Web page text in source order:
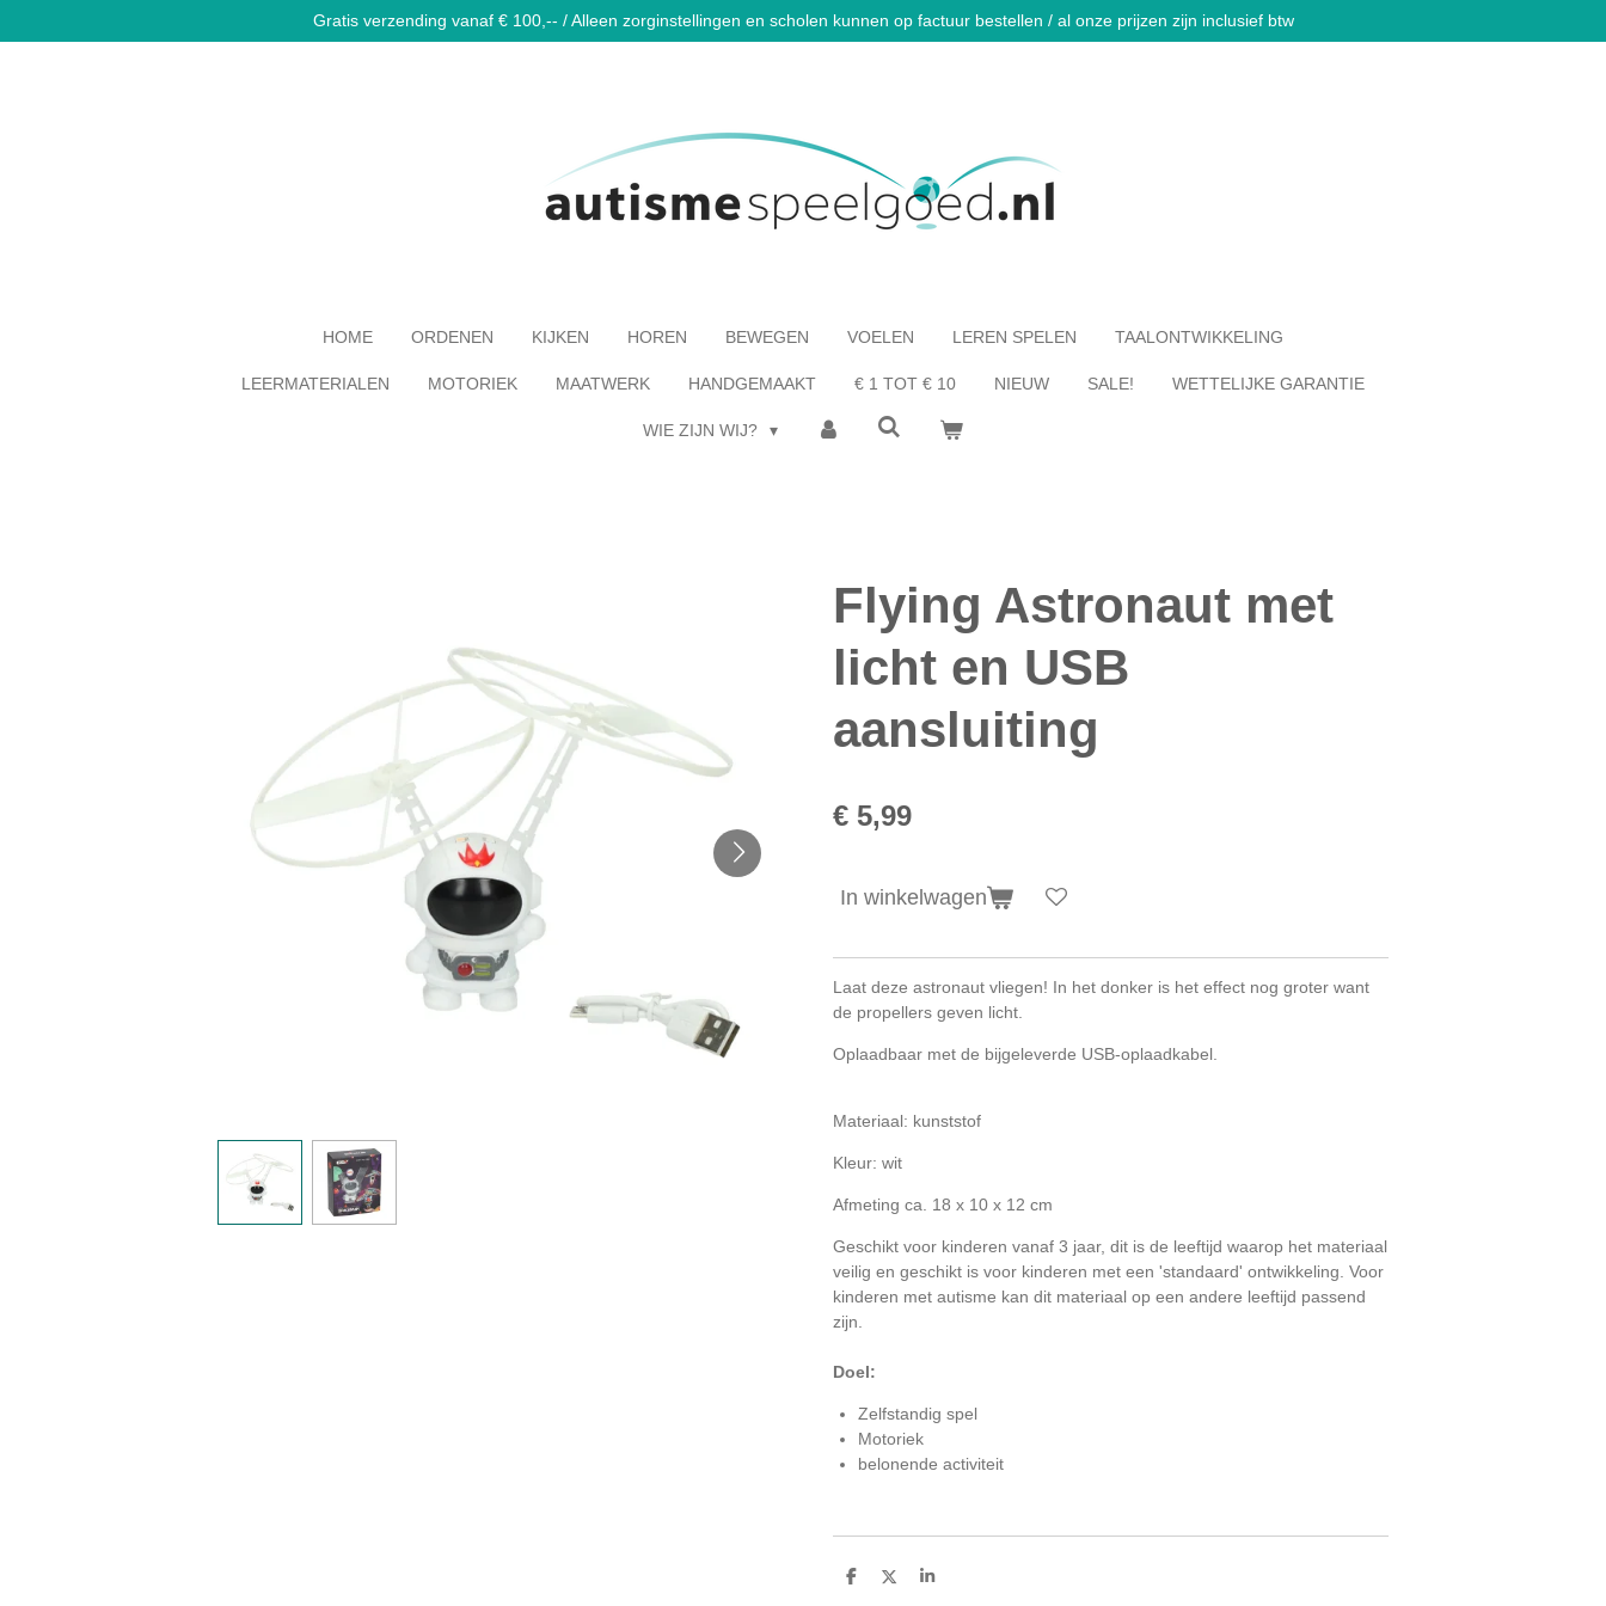
direct
Gratis verzending vanaf € 100,-- / Alleen zorginstellingen en scholen kunnen op factuur bestellen / al onze prijzen zijn inclusief btw
HOME ORDENEN KIJKEN HOREN BEWEGEN VOELEN LEREN SPELEN TAALONTWIKKELING
LEERMATERIALEN MOTORIEK MAATWERK HANDGEMAAKT € 1 TOT € 10 NIEUW SALE! WETTELIJKE GARANTIE
WIE ZIJN WIJ?
Flying Astronaut met
licht en USB
aansluiting
€ 5,99
In winkelwagen
Laat deze astronaut vliegen! In het donker is het effect nog groter want
de propellers geven licht.
Oplaadbaar met de bijgeleverde USB-oplaadkabel.
Materiaal: kunststof
Kleur: wit
Afmeting ca. 18 x 10 x 12 cm
Geschikt voor kinderen vanaf 3 jaar, dit is de leeftijd waarop het materiaal
veilig en geschikt is voor kinderen met een 'standaard' ontwikkeling. Voor
kinderen met autisme kan dit materiaal op een andere leeftijd passend
zijn.
Doel:
Zelfstandig spel
Motoriek
belonende activiteit
D
D
S